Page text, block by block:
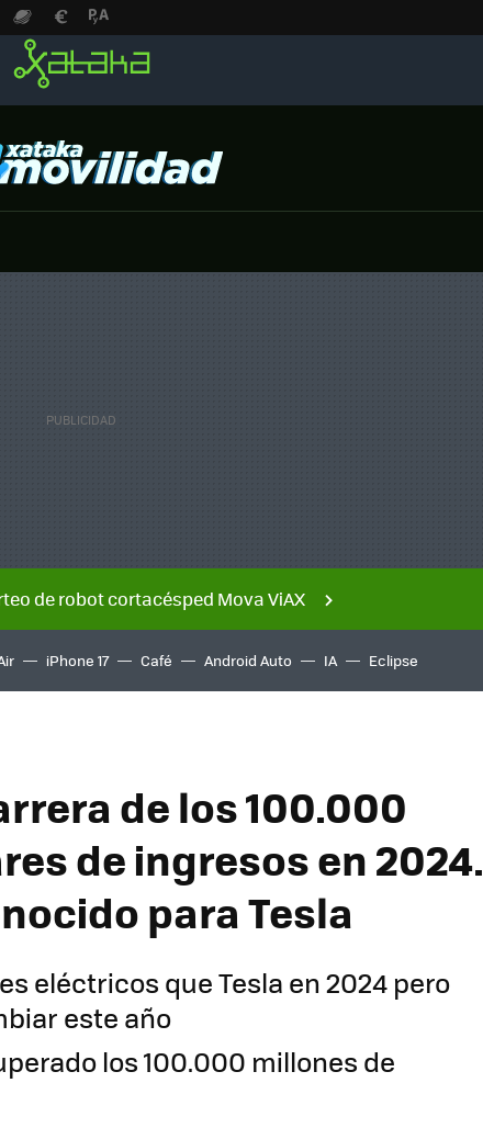
de robot cortacésped Mova ViAX
iPhone 17 Café Android Auto IA Eclipse
de los 100.000
de ingresos en 2024.
para Tesla
eléctricos que Tesla en 2024 pero
este año
los 100.000 millones de